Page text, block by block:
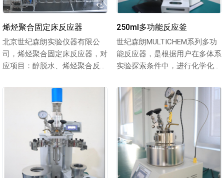
烯烃聚合固定床反应器
北京世纪森朗实验仪器有限公
司，烯烃聚合固定床反应器，对
应项目：醇脱水、烯烃聚合反
醇（乙醇...
250ml多功能反应釜
世纪森朗MULTICHEM系列多功
能反应器，是根据用户在多体系
实验探索条件中，进行化学化工
的...